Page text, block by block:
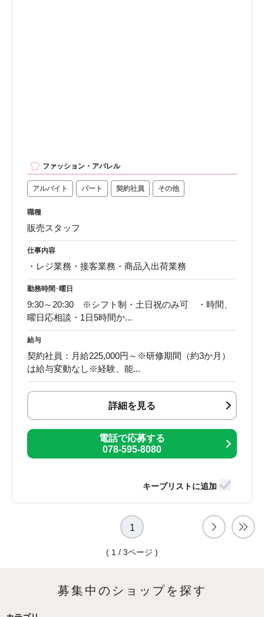
ファッション・アパレル
アルバイト パート 契約社員 その他
職種
販売スタッフ
仕事内容
・レジ業務・接客業務・商品入出荷業務
勤務時間･曜日
9:30～20:30 ※シフト制・土日祝のみ可 ・時間、
曜日応相談・1日5時間か...
給与
契約社員：月給225,000円～※研修期間（約3か月）
は給与変動なし※経験、能...
詳細を見る
電話で応募する
078-595-8080
1
( 1 / 3ページ )
募集中のショップを探す